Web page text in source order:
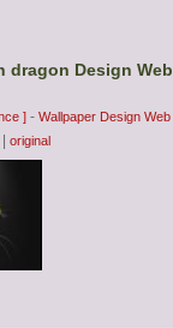
dragon Design Web
] - Wallpaper Design Web
original